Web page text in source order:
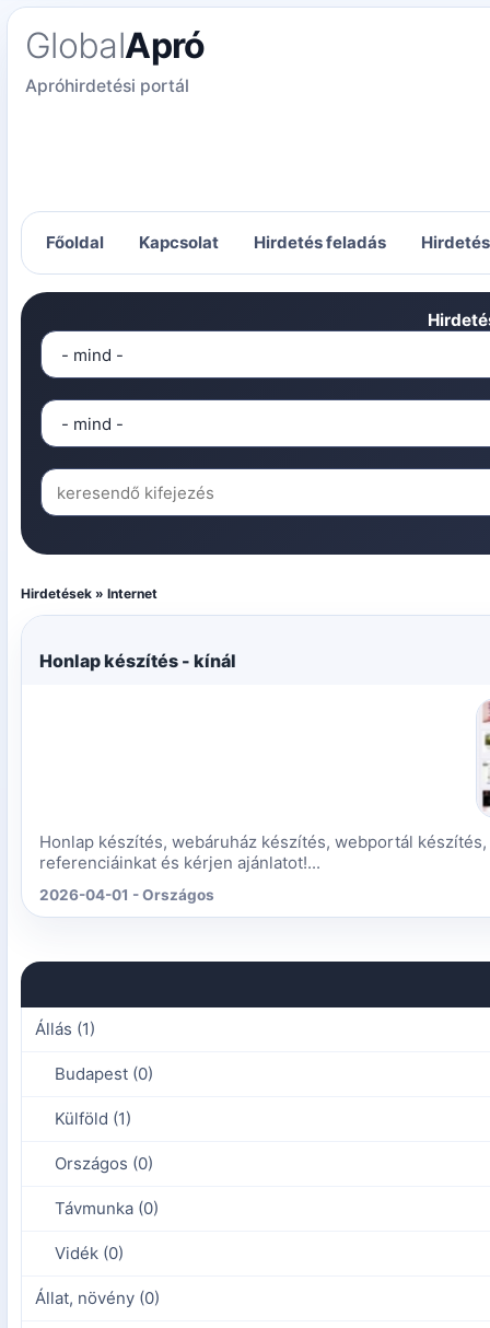
GlobalApró
Apróhirdetési portál
Főoldal Kapcsolat Hirdetés feladás
Állás (1)
Budapest (0)
Külföld (1)
Országos (0)
Távmunka (0)
Vidék (0)
Állat, növény (0)
Hirdetések » Internet
Honlap készítés - kínál
Honlap készítés, webáruház készítés, webportál
referenciáinkat és kérjen ajánlatot!...
2026-04-01 - Országos